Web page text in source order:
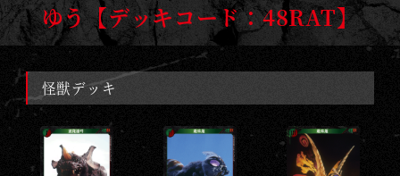
ゆう【デッキコード：48RAT】
怪獣デッキ